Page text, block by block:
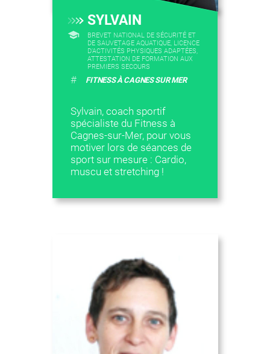
SYLVAIN
BREVET NATIONAL DE SÉCURITÉ ET
DE SAUVETAGE AQUATIQUE, LICENCE
D’ACTIVITÉS PHYSIQUES ADAPTÉES,
ATTESTATION DE FORMATION AUX
PREMIERS SECOURS
# FITNESS À CAGNES SUR MER
Sylvain, coach sportif
spécialiste du Fitness à
Cagnes-sur-Mer, pour vous
motiver lors de séances de
sport sur mesure : Cardio,
muscu et stretching !